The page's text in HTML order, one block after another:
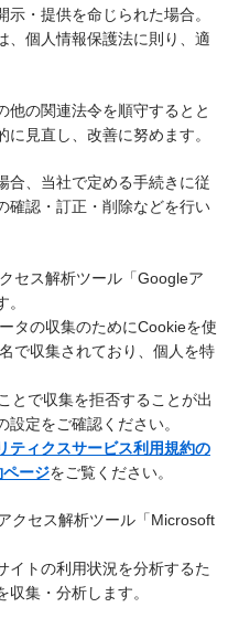
・提供を命じられた場合。
、個人情報保護法に則り、適
他の関連法令を順守するとと
見直し、改善に努めます。
合、当社で定める手続きに従
確認・訂正・削除などを行い
セス解析ツール「Googleア
タの収集のためにCookieを使
で収集されており、個人を特
とで収集を拒否することが出
定をご確認ください。
ティクスサービス利用規約の
ージをご覧ください。
クセス解析ツール「Microsoft
イトの利用状況を分析するた
集・分析します。